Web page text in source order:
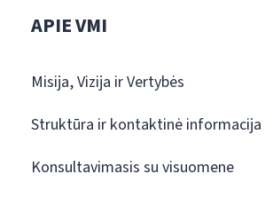
APIE VMI
Misija, Vizija ir Vertybės
Struktūra ir kontaktinė informacija
Konsultavimasis su visuomene